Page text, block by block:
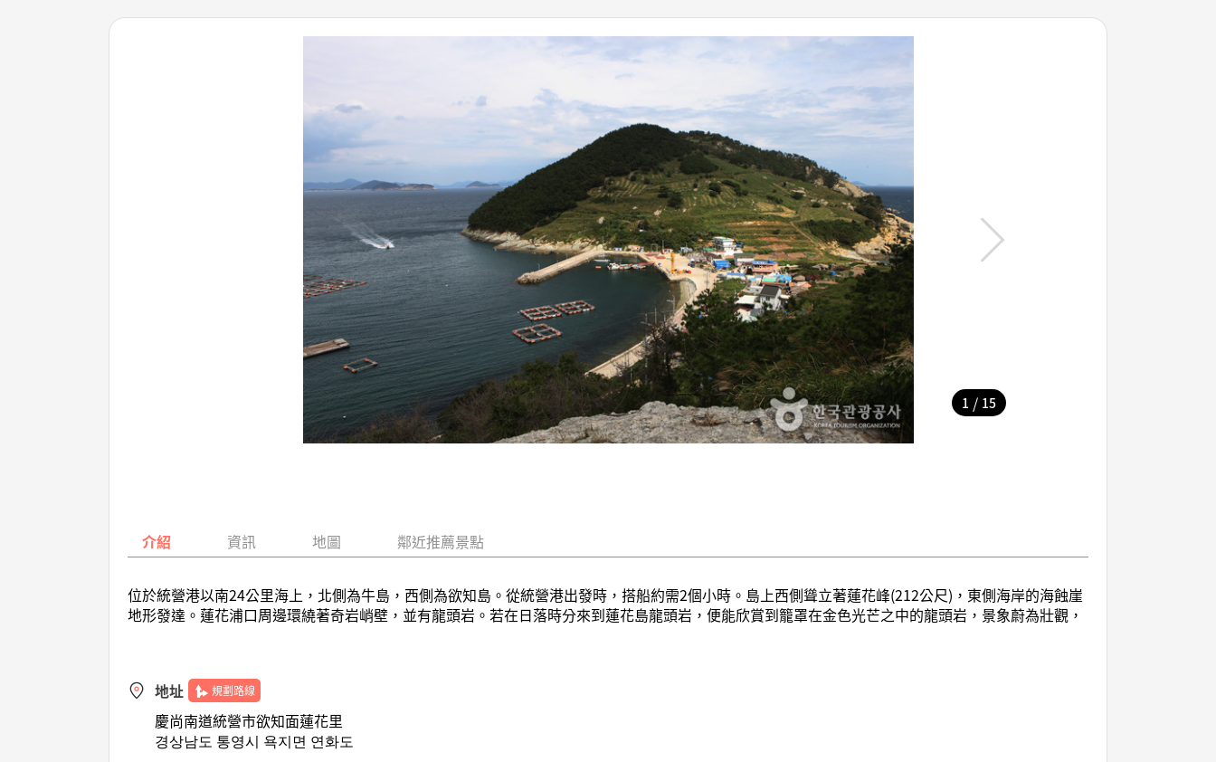
1 / 15
介紹 資訊 地圖 鄰近推薦景點
位於統營港以南24公里海上，北側為牛島，西側為欲知島。從統營港出發時，搭船約需2個小時。島上西側聳立著蓮花峰(212公尺)，東側海岸的海蝕崖
地形發達。蓮花浦口周邊環繞著奇岩峭壁，並有龍頭岩。若在日落時分來到蓮花島龍頭岩，便能欣賞到籠罩在金色光芒之中的龍頭岩，景象蔚為壯觀，
地址 規劃路線
慶尚南道統營市欲知面蓮花里
경상남도 통영시 욕지면 연화도